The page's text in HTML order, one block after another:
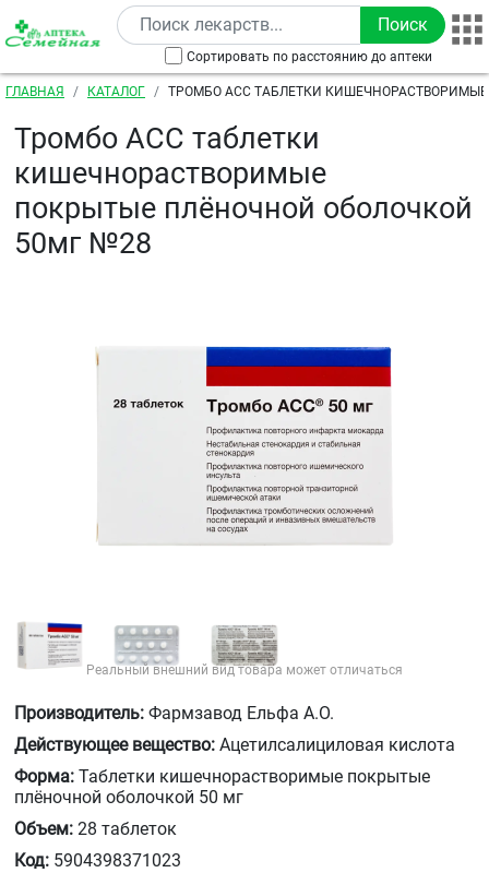
Перейти к основному содержанию
Сортировать по расстоянию до аптеки
Строка навигации
ГЛАВНАЯ КАТАЛОГ
ТРОМБО АСС ТАБЛЕТКИ
Тромбо АСС таблетки
кишечнорастворимые
покрытые плёночной оболочкой
50мг №28
Реальный внешний вид товара может отличаться
Производитель: Фармзавод Ельфа А.О.
Действующее вещество: Ацетилсалициловая кислота
Форма: Таблетки кишечнорастворимые покрытые
плёночной оболочкой 50 мг
Объем: 28 таблеток
Код: 5904398371023